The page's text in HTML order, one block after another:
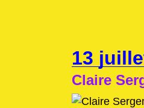
13
Claire